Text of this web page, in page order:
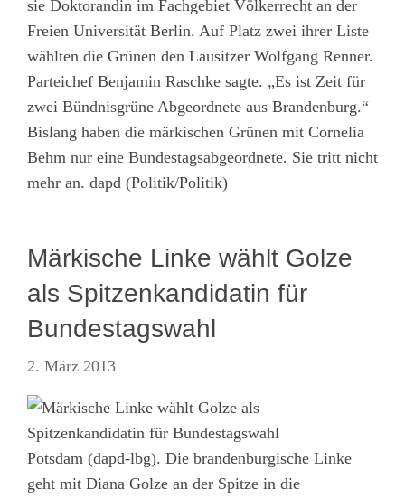
sie Doktorandin im Fachgebiet Völkerrecht an der
Freien Universität Berlin. Auf Platz zwei ihrer Liste
wählten die Grünen den Lausitzer Wolfgang Renner.
Parteichef Benjamin Raschke sagte. „Es ist Zeit für
zwei Bündnisgrüne Abgeordnete aus Brandenburg.“
Bislang haben die märkischen Grünen mit Cornelia
Behm nur eine Bundestagsabgeordnete. Sie tritt nicht
mehr an. dapd (Politik/Politik)
Märkische Linke wählt Golze
als Spitzenkandidatin für
Bundestagswahl
2. März 2013
Potsdam (dapd-lbg). Die brandenburgische Linke
geht mit Diana Golze an der Spitze in die